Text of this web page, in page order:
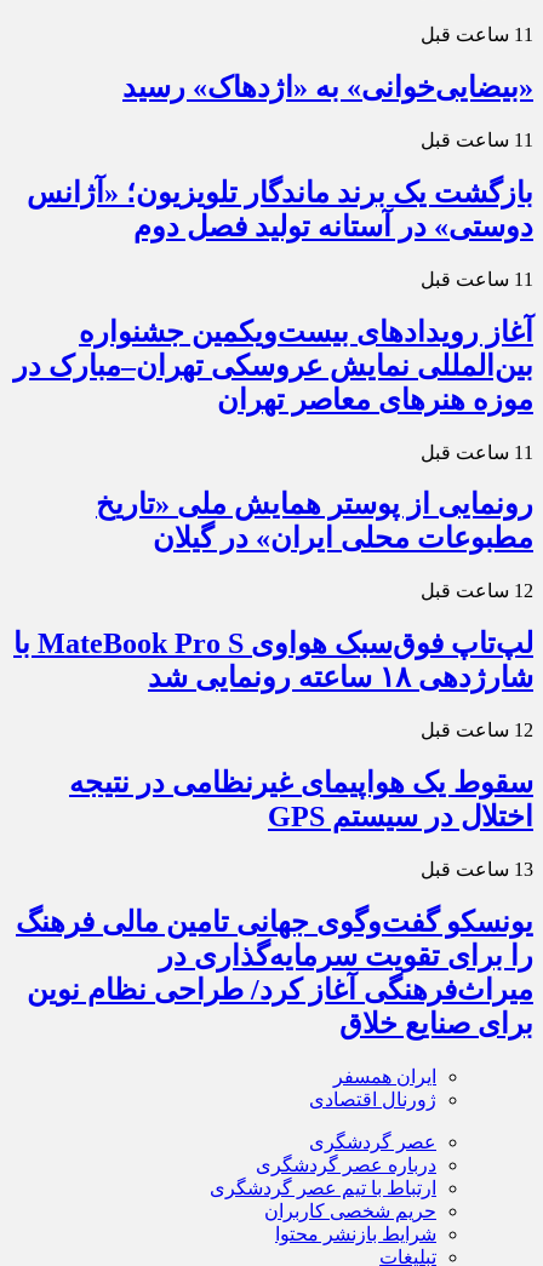
11 ساعت قبل
«بیضایی‌خوانی» به «اژدهاک» رسید
11 ساعت قبل
بازگشت یک برند ماندگار تلویزیون؛ «آژانس
دوستی» در آستانه تولید فصل دوم
11 ساعت قبل
آغاز رویدادهای بیست‌ویکمین جشنواره
بین‌المللی نمایش عروسکی تهران–مبارک در
موزه هنرهای معاصر تهران
11 ساعت قبل
رونمایی از پوستر همایش ملی «تاریخ
مطبوعات محلی ایران» در گیلان
12 ساعت قبل
لپ‌تاپ فوق‌سبک هواوی MateBook Pro S با
شارژدهی ۱۸ ساعته رونمایی شد
12 ساعت قبل
سقوط یک هواپیمای غیرنظامی در نتیجه
اختلال در سیستم‌ GPS
13 ساعت قبل
یونسکو گفت‌وگوی جهانی تامین مالی فرهنگ
را برای تقویت سرمایه‌گذاری در
میراث‌فرهنگی آغاز کرد/ طراحی نظام نوین
برای صنایع خلاق
ایران همسفر
ژورنال اقتصادی
عصر گردشگری
درباره عصر گردشگری
ارتباط با تیم عصر گردشگری
حریم شخصی کاربران
شرایط بازنشر محتوا
تبلیغات